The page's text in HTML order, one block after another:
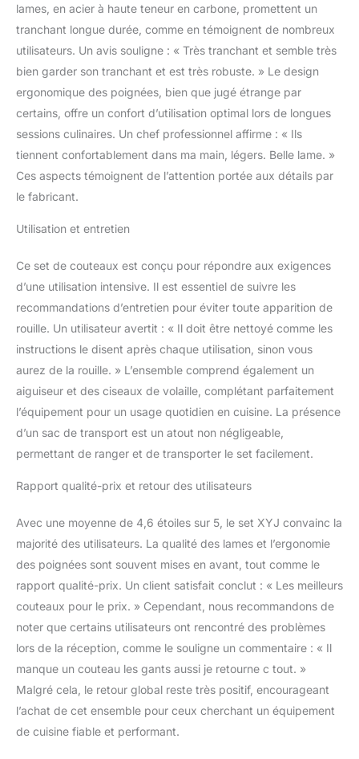
[un ensemble pour
toutes les tâches] cet
ensemble de couteaux
en acier à haute teneur
couteaux de cuisine
coupe - viande, 5
couteaux de chef de
style occidental, 12 sacs
ciseaux de volaille, acier
s'agit d'un ensemble
complet, idéal pour
toutes sortes de tâches,
y compris le hachage, le
hachage, le tranchage, la
coupe et le tranchage de
légumes, de viande, de
poisson, de fruits, etc.
carbone supérieure] le
jeu de couteaux de
coupe est forgé à partir
carbone pour une
aux taches et à la
corrosion
exceptionnelles, ainsi
qu'une excellente
rétention des bords. Les
lames qui ont été
nettoyées avec des
marteau sont robustes,
résistantes à l'usure et
antiadhésives à la main.
Les trous dans la lame
de passer à travers pour
lames, en acier à haute teneur en carbone, promettent un
tranchant longue durée, comme en témoignent de nombreux
utilisateurs. Un avis souligne : « Très tranchant et semble très
bien garder son tranchant et est très robuste. » Le design
ergonomique des poignées, bien que jugé étrange par
certains, offre un confort d’utilisation optimal lors de longues
sessions culinaires. Un chef professionnel affirme : « Ils
tiennent confortablement dans ma main, légers. Belle lame. »
Ces aspects témoignent de l’attention portée aux détails par
le fabricant.
Utilisation et entretien
Ce set de couteaux est conçu pour répondre aux exigences
d’une utilisation intensive. Il est essentiel de suivre les
recommandations d’entretien pour éviter toute apparition de
rouille. Un utilisateur avertit : « Il doit être nettoyé comme les
instructions le disent après chaque utilisation, sinon vous
aurez de la rouille. » L’ensemble comprend également un
aiguiseur et des ciseaux de volaille, complétant parfaitement
l’équipement pour un usage quotidien en cuisine. La présence
d’un sac de transport est un atout non négligeable,
permettant de ranger et de transporter le set facilement.
Rapport qualité-prix et retour des utilisateurs
Avec une moyenne de 4,6 étoiles sur 5, le set XYJ convainc la
majorité des utilisateurs. La qualité des lames et l’ergonomie
des poignées sont souvent mises en avant, tout comme le
rapport qualité-prix. Un client satisfait conclut : « Les meilleurs
couteaux pour le prix. » Cependant, nous recommandons de
noter que certains utilisateurs ont rencontré des problèmes
lors de la réception, comme le souligne un commentaire : « Il
manque un couteau les gants aussi je retourne c tout. »
Malgré cela, le retour global reste très positif, encourageant
l’achat de cet ensemble pour ceux cherchant un équipement
de cuisine fiable et performant.